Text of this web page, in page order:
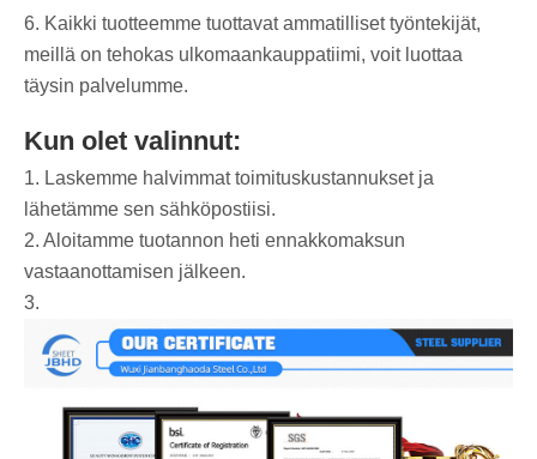
6. Kaikki tuotteemme tuottavat ammatilliset työntekijät,
meillä on tehokas ulkomaankauppatiimi, voit luottaa
täysin palvelumme.
Kun olet valinnut:
1. Laskemme halvimmat toimituskustannukset ja
lähetämme sen sähköpostiisi.
2. Aloitamme tuotannon heti ennakkomaksun
vastaanottamisen jälkeen.
3.